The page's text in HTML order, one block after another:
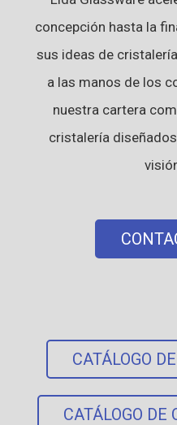
concepción hasta la
sus ideas de
a las manos de los
nuestra cartera
cristalería
CATÁLOGO
CATÁLOGO DE